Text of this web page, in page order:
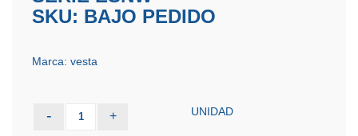
SKU: BAJO PEDIDO
Marca: vesta
- 1 + UNIDAD